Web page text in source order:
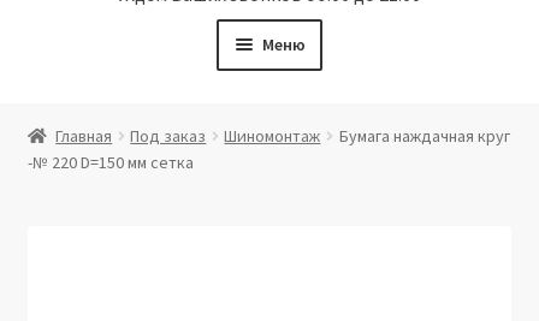
Меню
Витрина
Главная Под заказ Шиномонтаж
Бумага наждачная круг
-№ 220 D=150 мм сетка